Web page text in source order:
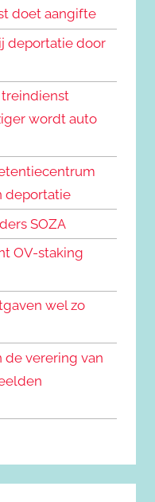
doet aangifte
deportatie door
wordt auto
deportatie
SOZA
OV-staking
wel zo
de verering van